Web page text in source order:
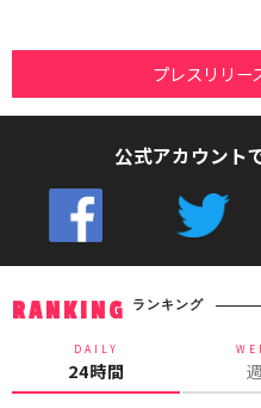
プレスリリー
公式アカウント
RANKING ランキング
DAILY
24時間